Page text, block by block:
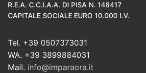
R.E.A. C.C.I.A.A. DI PISA N. 148417
CAPITALE SOCIALE EURO 10.000 I.V.
Tel. +39 0507373031
WA. +39 3899884031
Mail. info@imparaora.it